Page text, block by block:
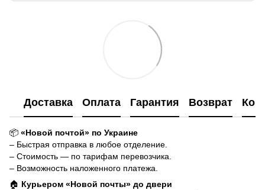
Доставка Оплата Гарантия Возврат
📦 «Новой почтой» по Украине
– Быстрая отправка в любое отделение.
– Стоимость — по тарифам перевозчика.
– Возможность наложенного платежа.
🏠 Курьером «Новой почты» до двери